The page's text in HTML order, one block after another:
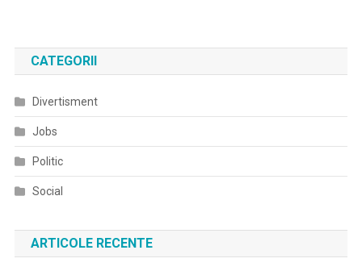
CATEGORII
Divertisment
Jobs
Politic
Social
ARTICOLE RECENTE